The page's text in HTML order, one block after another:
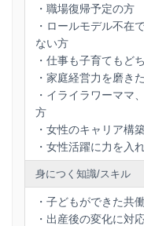
ワーキングマザー仕事
・女性のキャリアと働き
・パートナー、職場へ
・部署内でのコミュニ
・子どもの体調不良時
ワーキングマザーセル
・休日の使い方
・有給の使い方
・制度の使い方
・メンテナンス、セル
・自分時間の作り方
・余裕無しワーママに
・職場復帰予定の方
・ロールモデル不在
ない方
・仕事も子育てもど
・家庭経営力を磨き
・イライラワーママ
方
・女性のキャリア構
・女性活躍に力を入
身につく知識/スキル
・子どもができた共
・出産後の変化に対